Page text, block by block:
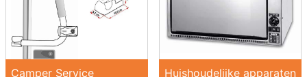
Camper Service
Huishoudelijke apparaten